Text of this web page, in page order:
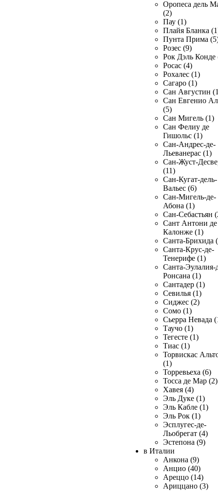
Оропеса дель
(2)
Пау (1)
Плайя Бланка
Пунта Прима
Розес (9)
Рок Дэль Конде
Росас (4)
Рохалес (1)
Сагаро (1)
Сан Августин
Сан Евгенио
(5)
Сан Мигель (1)
Сан Фелиу де
Гишольс (1)
Сан-Андрес-де-
Льеванерас (1)
Сан-Жуст-
(11)
Сан-Кугат-дель-
Вальес (6)
Сан-Мигель-де-
Абона (1)
Сан-Себастьян
Сант Антони де
Калонже (1)
Санта-Брихида
Санта-Крус-де-
Тенерифе (1)
Санта-Эулалия-
Ронсана (1)
Сантадер (1)
Севилья (1)
Сиджес (2)
Сомо (1)
Сьерра Невада
Таучо (1)
Тегесте (1)
Тиас (1)
Торвискас
(1)
Торревьеха (6)
Тосса де Мар (2)
Хавея (4)
Эль Дуке (1)
Эль Кабле (1)
Эль Рок (1)
Эсплугес-де-
Льобрегат (4)
Эстепона (9)
в Италии
Анкона (9)
Анцио (40)
Ареццо (14)
Ариццано (3)